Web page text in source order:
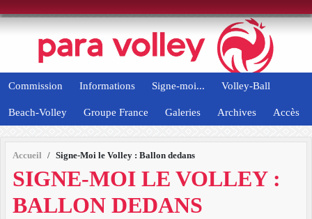
Commission Informations Signe-moi... Volley-Ball
Beach-Volley Groupe France Galeries Archives Accès
Accueil Signe-Moi le Volley : Ballon dedans
SIGNE-MOI LE VOLLEY :
BALLON DEDANS